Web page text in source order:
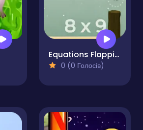
Equations Flapping
0 (0 Голосів)